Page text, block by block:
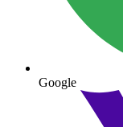
Google